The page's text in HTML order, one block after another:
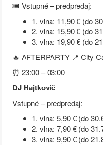
🎟 Vstupné – predpredaj:
1. vlna: 11,90 € (do
2. vlna: 15,90 € (do
3. vlna: 19,90 € (do
🔥 AFTERPARTY 📍 City
⏰ 23:00 – 03:00
DJ Hajtkovič
Vstupné – predpredaj:
1. vlna: 5,90 € (do
2. vlna: 7,90 € (do
3. vlna: 9,90 € (do